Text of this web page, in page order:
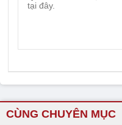
CÙNG CHUYÊN MỤC